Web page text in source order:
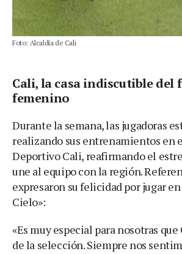
Foto: Alcaldía de Cali
Cali, la casa indiscutible del
femenino
Durante la semana, las jugadoras
realizando sus entrenamientos en
Deportivo Cali, reafirmando el
une al equipo con la región.
expresaron su felicidad por jugar
Cielo»:
«Es muy especial para nosotras
de la selección. Siempre nos